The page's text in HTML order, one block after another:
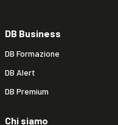
DB Business
DB Formazione
DB Alert
DB Premium
Chi siamo